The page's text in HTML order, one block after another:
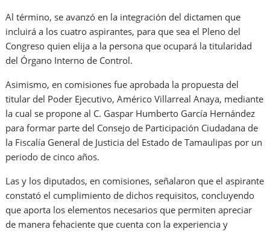
Al término, se avanzó en la integración del dictamen que
incluirá a los cuatro aspirantes, para que sea el Pleno del
Congreso quien elija a la persona que ocupará la titularidad
del Órgano Interno de Control.
Asimismo, en comisiones fue aprobada la propuesta del
titular del Poder Ejecutivo, Américo Villarreal Anaya, mediante
la cual se propone al C. Gaspar Humberto García Hernández
para formar parte del Consejo de Participación Ciudadana de
la Fiscalía General de Justicia del Estado de Tamaulipas por un
periodo de cinco años.
Las y los diputados, en comisiones, señalaron que el aspirante
constató el cumplimiento de dichos requisitos, concluyendo
que aporta los elementos necesarios que permiten apreciar
de manera fehaciente que cuenta con la experiencia y